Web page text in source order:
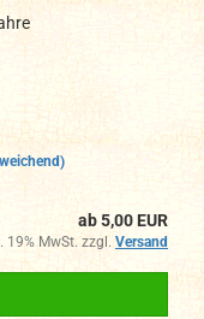
ab 5,00 EUR
19% MwSt. zzgl. Versand